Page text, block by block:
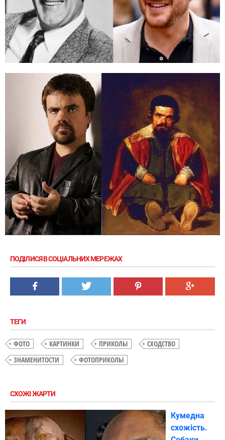
ПОДІЛИСЯ В СОЦІАЛЬНИХ МЕРЕЖАХ
ТЕГИ
ФОТО КАРТИНКИ ПРИКОЛЫ
СХОДСТВО
ЗНАМЕНИТОСТИ
ФОТОПРИКОЛЫ
СХОЖІ ЖАРТИ
Кумедна
схожість.